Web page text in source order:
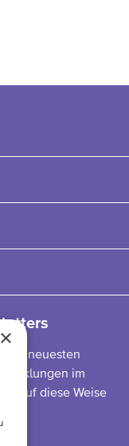
die neuesten
im
Auf diese Weise
×